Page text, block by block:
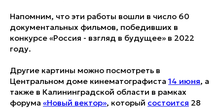
Напомним, что эти работы вошли в число 60
документальных фильмов, победивших в
конкурсе «Россия - взгляд в будущее» в 2022
году.
Другие картины можно посмотреть в
Центральном доме кинематографиста14 июня, а
также в Калининградской области в рамках
форума «Новый вектор», который состоится 28